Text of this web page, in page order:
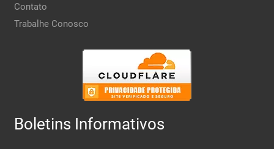
Contato
Trabalhe Conosco
Boletins Informativos